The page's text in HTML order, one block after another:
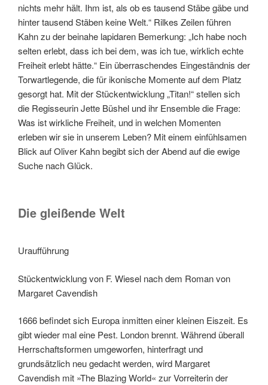
nichts mehr hält. Ihm ist, als ob es tausend Stäbe gäbe und
hinter tausend Stäben keine Welt.“ Rilkes Zeilen führen
Kahn zu der beinahe lapidaren Bemerkung: „Ich habe noch
selten erlebt, dass ich bei dem, was ich tue, wirklich echte
Freiheit erlebt hätte.“ Ein überraschendes Eingeständnis der
Torwartlegende, die für ikonische Momente auf dem Platz
gesorgt hat. Mit der Stückentwicklung „Titan!“ stellen sich
die Regisseurin Jette Büshel und ihr Ensemble die Frage:
Was ist wirkliche Freiheit, und in welchen Momenten
erleben wir sie in unserem Leben? Mit einem einfühlsamen
Blick auf Oliver Kahn begibt sich der Abend auf die ewige
Suche nach Glück.
Die gleißende Welt
Uraufführung
Stückentwicklung von F. Wiesel nach dem Roman von
Margaret Cavendish
1666 befindet sich Europa inmitten einer kleinen Eiszeit. Es
gibt wieder mal eine Pest. London brennt. Während überall
Herrschaftsformen umgeworfen, hinterfragt und
grundsätzlich neu gedacht werden, wird Margaret
Cavendish mit »The Blazing World« zur Vorreiterin der